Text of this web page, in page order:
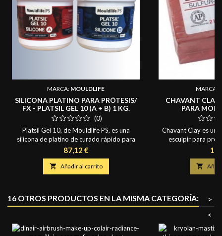
MARCA: MOULDLIFE
SILICONA PLATINO PARA PRÓTESIS/
FX - PLATSIL GEL 10 (A + B) 1 KG.
(0)
Platsil Gel 10, de Mouldlife PS, es una
silicona de platino de curado rápido para
prótesis suaves y con apariencia de piel, así
como para aplicaciones de efectos
especiales, con excelente manejabilidad.
Tiempo de trabajo de 6 minutos y un
A10 (medida utilizada para...
Precio
87,12 €
 Añadir al carrito
MARCA:
CHAVANT CLAY
PARA
Chavant Clay es
esculpir para
Reemplazar el
dificultades
moldes de
plastilina NSP se

16 OTROS PRODUCTOS EN LA MISMA CATEGORÍA:
>
<